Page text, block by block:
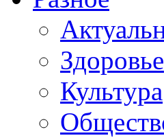
Здоровье
Культура